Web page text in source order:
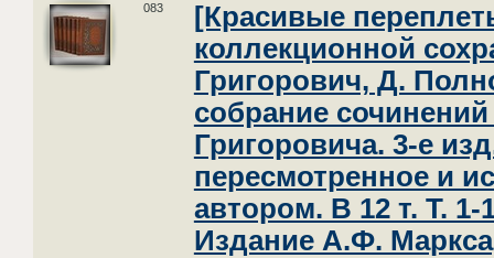
083
[Красивые
коллекционной
Григорович, Д.
собрание
Григоровича. 3-е
пересмотренное и
автором. В 12 т. Т.
Издание А.Ф.